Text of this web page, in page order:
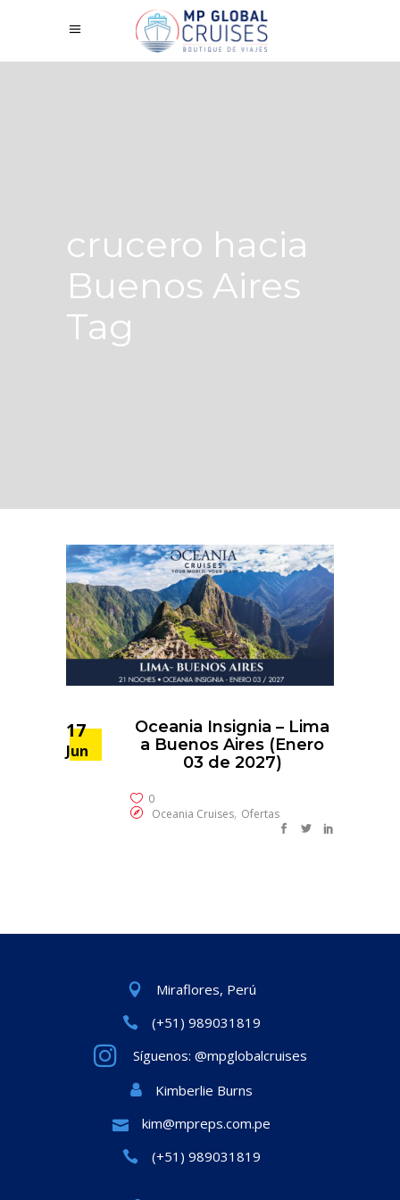
crucero hacia
Buenos Aires
Tag
17
Jun
Oceania Insignia – Lima
a Buenos Aires (Enero
03 de 2027)
0
Oceania Cruises, Ofertas
Miraflores, Perú
(+51) 989031819
Síguenos: @mpglobalcruises
Kimberlie Burns
kim@mpreps.com.pe
(+51) 989031819